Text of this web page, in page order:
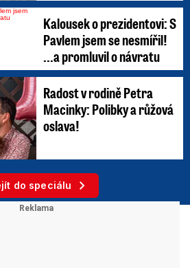
Kalousek o prezidentovi: S
Pavlem jsem se nesmířil!
...a promluvil o návratu
Radost v rodině Petra
Macinky: Polibky a růžová
oslava!
do speciálu